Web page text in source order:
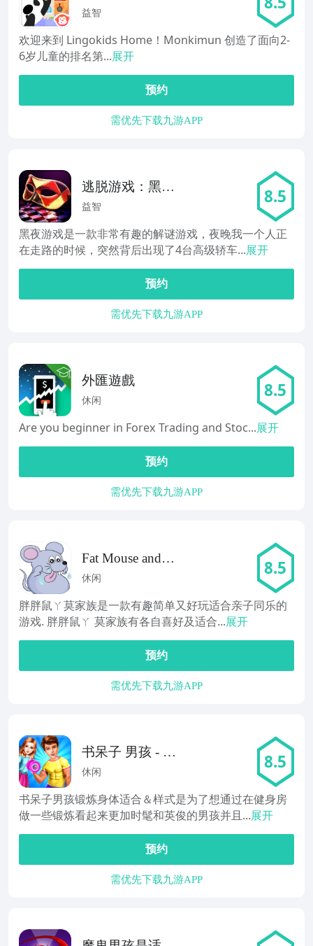
儿快乐学英语-适
益智
欢迎来到 Lingokids Home！Monkimun 创造了面向2-
6岁儿童的排名第...展开
预约
需优先下载九游APP
逃脱游戏：黑夜
游戏
益智 8.5
黑夜游戏是一款非常有趣的解谜游戏，夜晚我一个人正
在走路的时候，突然背后出现了4台高级轿车...展开
预约
需优先下载九游APP
外匯遊戲
休闲 8.5
Are you beginner in Forex Trading and Stoc...展开
预约
需优先下载九游APP
Fat Mouse and
Family Games
休闲 8.5
胖胖鼠ㄚ莫家族是一款有趣简单又好玩适合亲子同乐的
游戏. 胖胖鼠ㄚ 莫家族有各自喜好及适合...展开
预约
需优先下载九游APP
书呆子 男孩 - 锻
炼 身体 适合 ＆
休闲 8.5
书呆子男孩锻炼身体适合＆样式是为了想通过在健身房
做一些锻炼看起来更加时髦和英俊的男孩并且...展开
预约
需优先下载九游APP